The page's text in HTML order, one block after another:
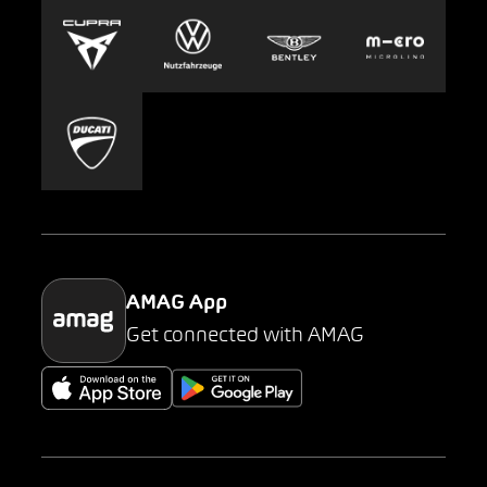
Europcar
Carsharing
Mobility-as-a-Service
Parking
Presse
AMAG App
Get connected with AMAG